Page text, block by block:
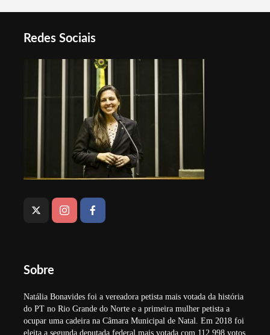
Redes Sociais
Sobre
Natália Bonavides foi a vereadora petista mais votada da história
do PT no Rio Grande do Norte e a primeira mulher petista a
ocupar uma cadeira na Câmara Municipal de Natal. Em 2018 foi
eleita a segunda deputada federal mais votada com 112.998 votos